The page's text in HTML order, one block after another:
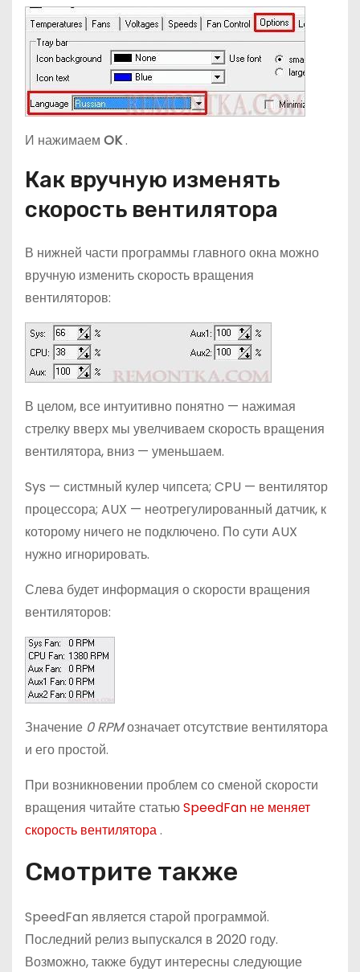
И нажимаем OK.
Как вручную изменять
скорость вентилятора
В нижней части программы главного окна можно
вручную изменить скорость вращения
вентиляторов:
В целом, все интуитивно понятно — нажимая
стрелку вверх мы увелчиваем скорость вращения
вентилятора, вниз — уменьшаем.
Sys — систмный кулер чипсета; CPU — вентилятор
процессора; AUX — неотрегулированный датчик, к
которому ничего не подключено. По сути AUX
нужно игнорировать.
Слева будет информация о скорости вращения
вентиляторов:
Значение 0 RPMозначает отсутствие вентилятора
и его простой.
При возникновении проблем со сменой скорости
вращения читайте статьюSpeedFan не меняет
скорость вентилятора.
Смотрите также
SpeedFan является старой программой.
Последний релиз выпускался в 2020 году.
Возможно, также будут интересны следующие